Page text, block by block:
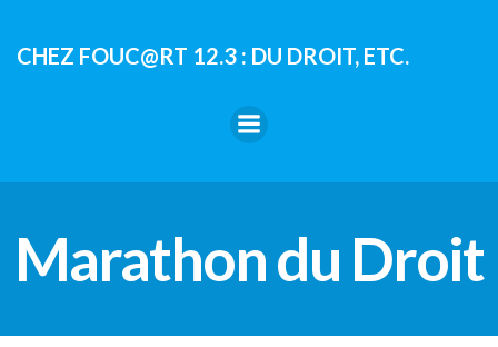
contenu
CHEZ FOUC@RT 12.3 : DU DROIT, ETC.
Marathon du Droit